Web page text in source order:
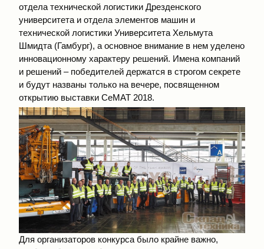
отдела технической логистики Дрезденского
университета и отдела элементов машин и
технической логистики Университета Хельмута
Шмидта (Гамбург), а основное внимание в нем уделено
инновационному характеру решений. Имена компаний
и решений – победителей держатся в строгом секрете
и будут названы только на вечере, посвященном
открытию выставки СeMAT 2018.
Для организаторов конкурса было крайне важно,